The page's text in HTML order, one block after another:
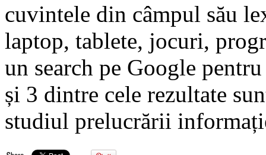
cuvintele din câmpul său
laptop, tablete, jocuri,
un search pe Google
și 3 dintre cele rezultate
studiul prelucrării